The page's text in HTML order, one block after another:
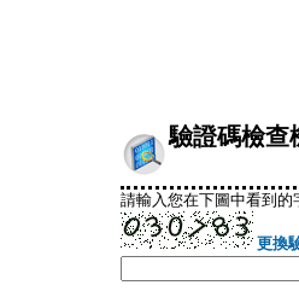
驗證碼檢查
請輸入您在下圖中看到的
更換